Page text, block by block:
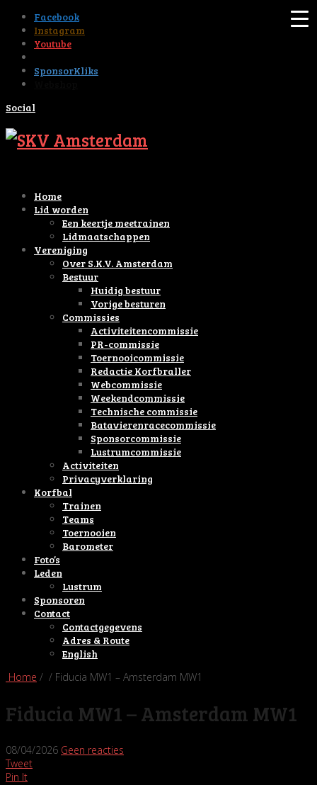
Facebook
Instagram
Youtube
SponsorKliks
Social
Home
Lid worden
Een keertje meetrainen
Lidmaatschappen
Vereniging
Over S.K.V. Amsterdam
Bestuur
Huidig bestuur
Vorige besturen
Commissies
Activiteitencommissie
PR-commissie
Toernooicommissie
Redactie Korfbraller
Webcommissie
Weekendcommissie
Technische commissie
Batavierenracecommissie
Sponsorcommissie
Lustrumcommissie
Activiteiten
Privacyverklaring
Korfbal
Trainen
Teams
Toernooien
Barometer
Foto’s
Leden
Lustrum
Sponsoren
Contact
Contactgegevens
Adres & Route
English
Home / / Fiducia MW1 – Amsterdam MW1
Fiducia MW1 – Amsterdam MW1
08/04/2026 Geen reacties
Tweet
Pin It